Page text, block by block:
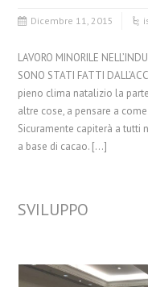
Dicembre 11, 2015
LAVORO MINORILE
SONO STATI FATTI
pieno clima natalizio la
altre cose, a pensare a
Sicuramente capiterà a
a base di cacao. […]
SVILUPPO